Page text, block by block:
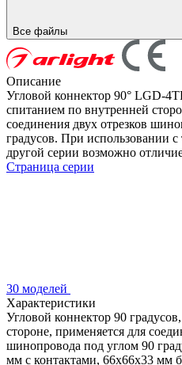
Все файлы
Описание
Угловой коннектор 90° LGD-
спитанием по внутренней
соединения двух отрезков
градусов. При использовании с
другой серии возможно
Страница серии
30 моделей
Характеристики
Угловой коннектор 90
стороне, применяется для
шинопровода под углом 90
мм с контактами, 66х66х33 мм